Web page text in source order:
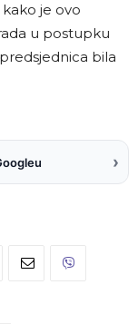
je ovo
u postupku
bila
›